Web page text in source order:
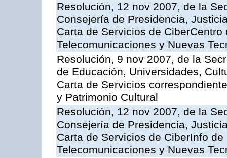
Resolución, 12 nov 2007, de la
Consejería de Presidencia,
Carta de Servicios de
Telecomunicaciones y Nuevas
Resolución, 9 nov 2007, de la
de Educación, Universidades,
Carta de Servicios
y Patrimonio Cultural
Resolución, 12 nov 2007, de la
Consejería de Presidencia,
Carta de Servicios de CiberInfo
Telecomunicaciones y Nuevas